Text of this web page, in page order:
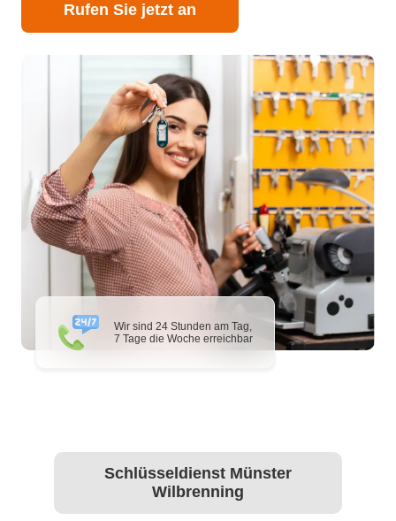
Wir sind 24 Stunden am Tag,
7 Tage die Woche erreichbar
Rufen Sie jetzt an
Schlüsseldienst Münster
Wilbrenning